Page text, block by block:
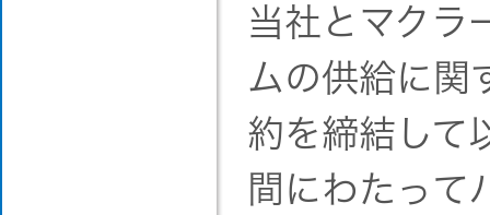
当社とマクラ
ムの供給に関
約を締結して
間にわたって